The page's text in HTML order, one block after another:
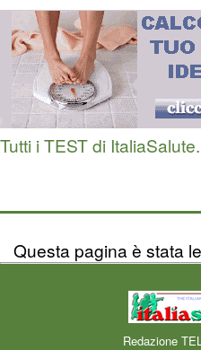
Tutti i TEST di
Questa pagina è stata
Redazione